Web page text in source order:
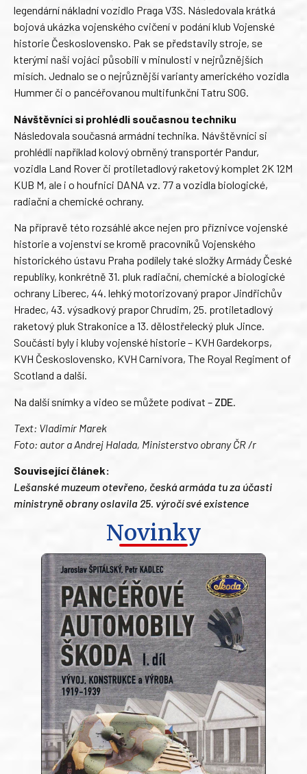
legendární nákladní vozidlo Praga V3S. Následovala krátká
bojová ukázka vojenského cvičení v podání klub Vojenské
historie Československo. Pak se představily stroje, se
kterými naši vojáci působili v minulosti v nejrůznějších
misích. Jednalo se o nejrůznější varianty amerického vozidla
Hummer či o pancéřovanou multifunkční Tatru SOG.
Návštěvníci si prohlédli současnou techniku
Následovala současná armádní technika. Návštěvníci si
prohlédli například kolový obrněný transportér Pandur,
vozidla Land Rover či protiletadlový raketový komplet 2K 12M
KUB M, ale i o houfnici DANA vz. 77 a vozidla biologické,
radiační a chemické ochrany.
Na přípravě této rozsáhlé akce nejen pro příznivce vojenské
historie a vojenství se kromě pracovníků Vojenského
historického ústavu Praha podílely také složky Armády České
republiky, konkrétně 31. pluk radiační, chemické a biologické
ochrany Liberec, 44. lehký motorizovaný prapor Jindřichův
Hradec, 43. výsadkový prapor Chrudim, 25. protiletadlový
raketový pluk Strakonice a 13. dělostřelecký pluk Jince.
Součásti byly i kluby vojenské historie – KVH Gardekorps,
KVH Československo, KVH Carnivora, The Royal Regiment of
Scotland a další.
Na další snímky a video se můžete podívat – ZDE
Text: Vladimír Marek
Foto: autor a Andrej Halada, Ministerstvo obrany ČR /r
Související článek:
Lešanské muzeum otevřeno, česká armáda tu za účasti
ministryně obrany oslavila 25. výročí své existence
Novinky